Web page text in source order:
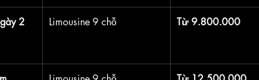
2
Limousine 9 chỗ Từ 9.800.000